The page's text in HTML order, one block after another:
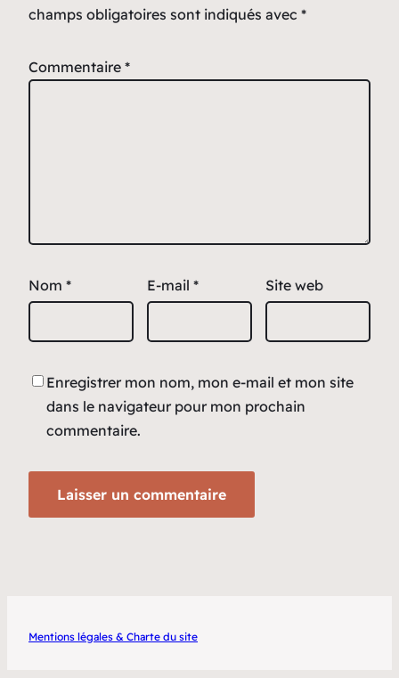
champs obligatoires sont indiqués avec *
Commentaire *
Nom * E-mail * Site web
Enregistrer mon nom, mon e-mail et mon site
dans le navigateur pour mon prochain
commentaire.
Mentions légales & Charte du site